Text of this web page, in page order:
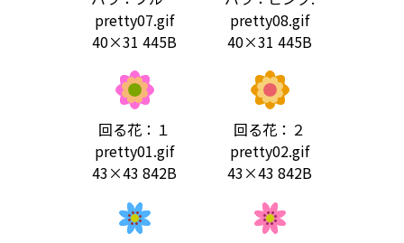
pretty07.gif
40×31 445B
pretty08.gif
40×31 445B
回る花：１
pretty01.gif
43×43 842B
回る花：２
pretty02.gif
43×43 842B